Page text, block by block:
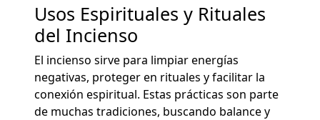
Usos Espirituales y Rituales
del Incienso
El incienso sirve para limpiar energías
negativas, proteger en rituales y facilitar la
conexión espiritual. Estas prácticas son parte
de muchas tradiciones, buscando balance y